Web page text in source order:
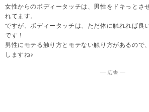
女性からのボディータッチは、男性をドキっとさ
れてます。
ですが、ボディータッチは、ただ体に触れれば良
です！
男性にモテる触り方とモテない触り方があるので
しますね♪
― 広告 ―